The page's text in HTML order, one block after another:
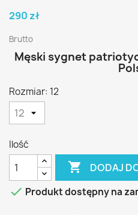
290 zł
Brutto
Męski sygnet
Rozmiar: 12
Ilość
 DODAJ
 Produkt dostępny na